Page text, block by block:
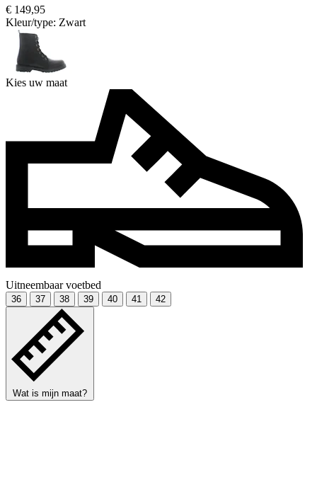
€ 149,95
Kleur/type: Zwart
Kies uw maat
Uitneembaar voetbed
36 37 38 39 40 41 42
Wat is mijn maat?